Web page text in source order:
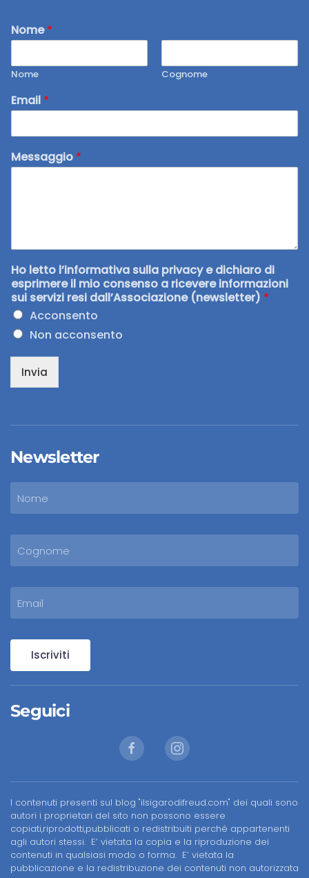
Nome*
Nome Cognome
Email *
Messaggio *
Ho letto l’informativa sulla privacy e dichiaro di
esprimere il mio consenso a ricevere informazioni
sui servizi resi dall’Associazione (newsletter) *
Acconsento
Non acconsento
Invia
Newsletter
Iscriviti
Seguici
I contenuti presenti sul blog "ilsigarodifreud.com" dei quali sono
autori i proprietari del sito non possono essere
copiati,riprodotti,pubblicati o redistribuiti perché appartenenti
agli autori stessi. E’ vietata la copia e la riproduzione dei
contenuti in qualsiasi modo o forma. E’ vietata la
pubblicazione e la redistribuzione dei contenuti non autorizzata